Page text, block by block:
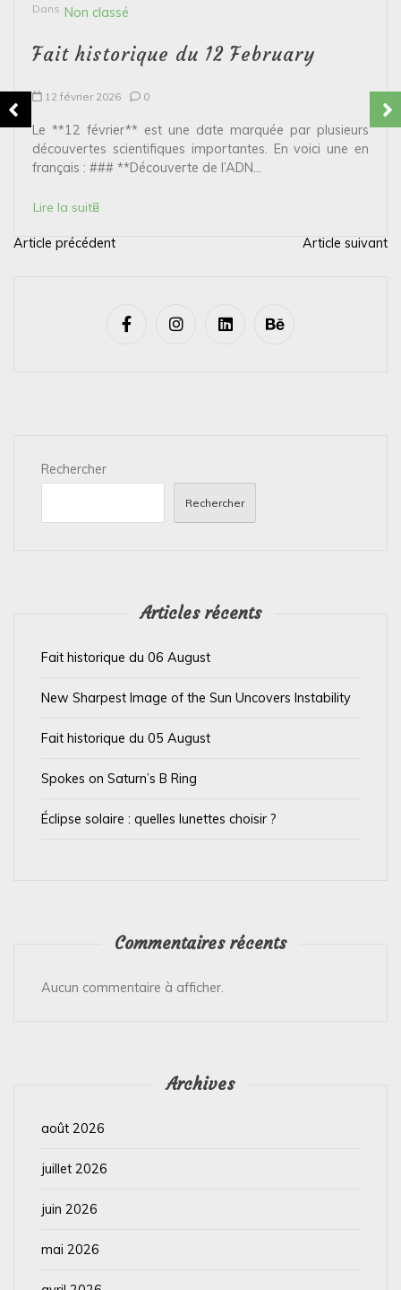
Dans Non classé
Fait historique du 12 February
12 février 2026 0
Le **12 février** est une date marquée par plusieurs
découvertes scientifiques importantes. En voici une en
français : ### **Découverte de l’ADN...
Lire la suite
N
Article précédent Article suivant
Rechercher
Rechercher
Articles récents
Fait historique du 06 August
New Sharpest Image of the Sun Uncovers Instability
Fait historique du 05 August
Spokes on Saturn’s B Ring
Éclipse solaire : quelles lunettes choisir ?
Commentaires récents
Aucun commentaire à afficher.
Archives
août 2026
juillet 2026
juin 2026
mai 2026